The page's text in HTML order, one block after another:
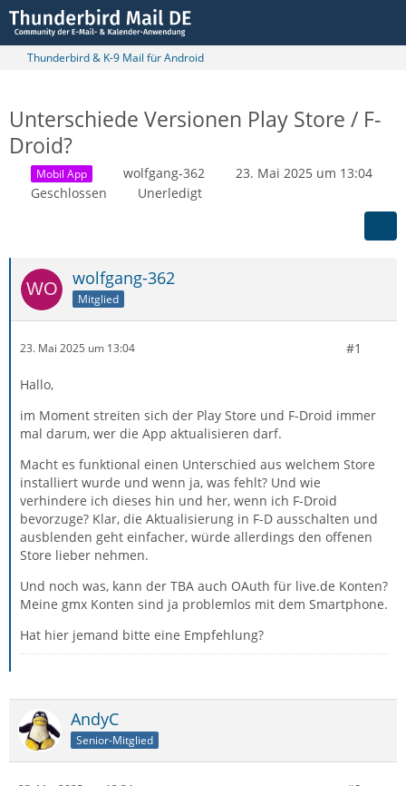
Thunderbird & K-9 Mail für Android
Unterschiede Versionen Play Store / F-
Droid?
Mobil App wolfgang-362
23. Mai 2025 um 13:04
Geschlossen
Unerledigt
wolfgang-362
Mitglied
23. Mai 2025 um 13:04 #1
Hallo,
im Moment streiten sich der Play Store und F-Droid immer
mal darum, wer die App aktualisieren darf.
Macht es funktional einen Unterschied aus welchem Store
installiert wurde und wenn ja, was fehlt? Und wie
verhindere ich dieses hin und her, wenn ich F-Droid
bevorzuge? Klar, die Aktualisierung in F-D ausschalten und
ausblenden geht einfacher, würde allerdings den offenen
Store lieber nehmen.
Und noch was, kann der TBA auch OAuth für live.de Konten?
Meine gmx Konten sind ja problemlos mit dem Smartphone.
Hat hier jemand bitte eine Empfehlung?
AndyC
Senior-Mitglied